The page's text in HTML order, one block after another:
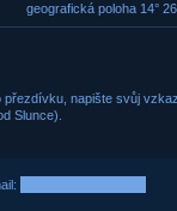
geografická poloha 14°
napište svůj
Slunce).